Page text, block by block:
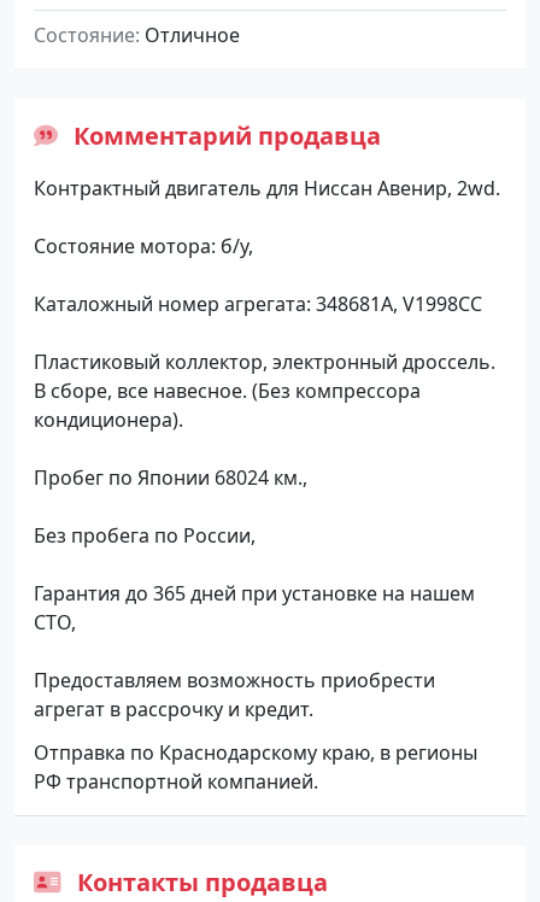
Состояние Отличное
Комментарий продавца
Контрактный двигатель для Ниссан Авенир, 2wd.
Состояние мотора: б/у,
Каталожный номер агрегата: 348681A, V1998CC
Пластиковый коллектор, электронный дроссель.
В сборе, все навесное. (Без компрессора
кондиционера).
Пробег по Японии 68024 км.,
Без пробега по России,
Гарантия до 365 дней при установке на нашем
СТО,
Предоставляем возможность приобрести
агрегат в рассрочку и кредит.
Отправка по Краснодарскому краю, в регионы
РФ транспортной компанией.
Контакты продавца